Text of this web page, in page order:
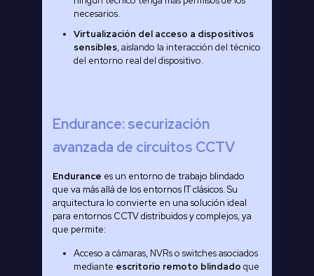
necesarios.
Virtualización del acceso a dispositivos
sensibles, aislando la interacción del técnico
del entorno real del dispositivo.
Endurance: securización
avanzada de circuitos CCTV
Endurance es un entorno de trabajo blindado
que va más allá de los entornos IT clásicos. Su
arquitectura lo convierte en una solución ideal
para entornos CCTV distribuidos y complejos, ya
que permite:
Acceso a cámaras, NVRs o switches asociados
mediante escritorio remoto blindado que